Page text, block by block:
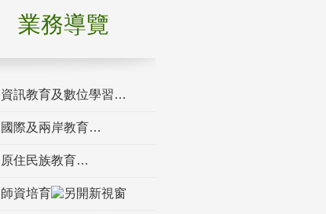
業務導覽
資訊教育及數位學習
國際及兩岸教育
原住民族教育
師資培育